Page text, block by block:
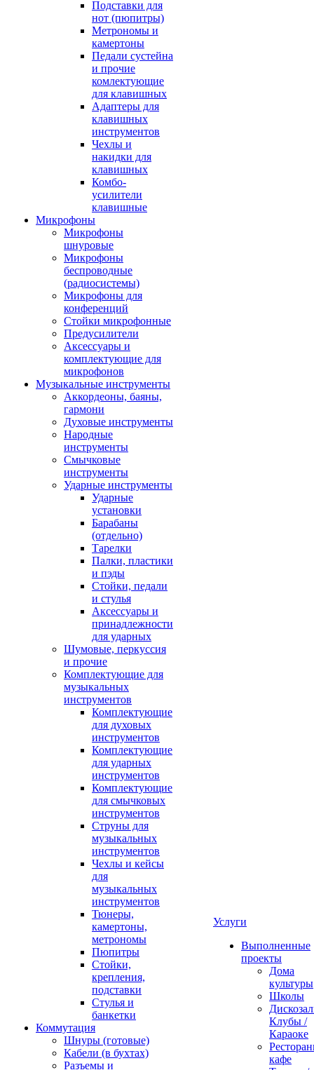
Подставки для
нот (пюпитры)
Метрономы и
камертоны
Педали сустейна
и прочие
комлектующие
для клавишных
Адаптеры для
клавишных
инструментов
Чехлы и
накидки для
клавишных
Комбо-
усилители
клавишные
Микрофоны
Микрофоны
шнуровые
Микрофоны
беспроводные
(радиосистемы)
Микрофоны для
конференций
Стойки микрофонные
Предусилители
Аксессуары и
комплектующие для
микрофонов
Музыкальные инструменты
Аккордеоны, баяны,
гармони
Духовые инструменты
Народные
инструменты
Смычковые
инструменты
Ударные инструменты
Ударные
установки
Барабаны
(отдельно)
Тарелки
Палки, пластики
и пэды
Стойки, педали
и стулья
Аксессуары и
принадлежности
для ударных
Шумовые, перкуссия
и прочие
Комплектующие для
музыкальных
инструментов
Комплектующие
для духовых
инструментов
Комплектующие
для ударных
инструментов
Комплектующие
для смычковых
инструментов
Струны для
музыкальных
инструментов
Чехлы и кейсы
для
музыкальных
инструментов
Тюнеры,
камертоны,
метрономы
Пюпитры
Стойки,
крепления,
подставки
Стулья и
банкетки
Коммутация
Шнуры (готовые)
Кабели (в бухтах)
Разъемы и
Услуги
Выполненные
проекты
Дома
культуры
Школы
Клубы /
Караоке
кафе